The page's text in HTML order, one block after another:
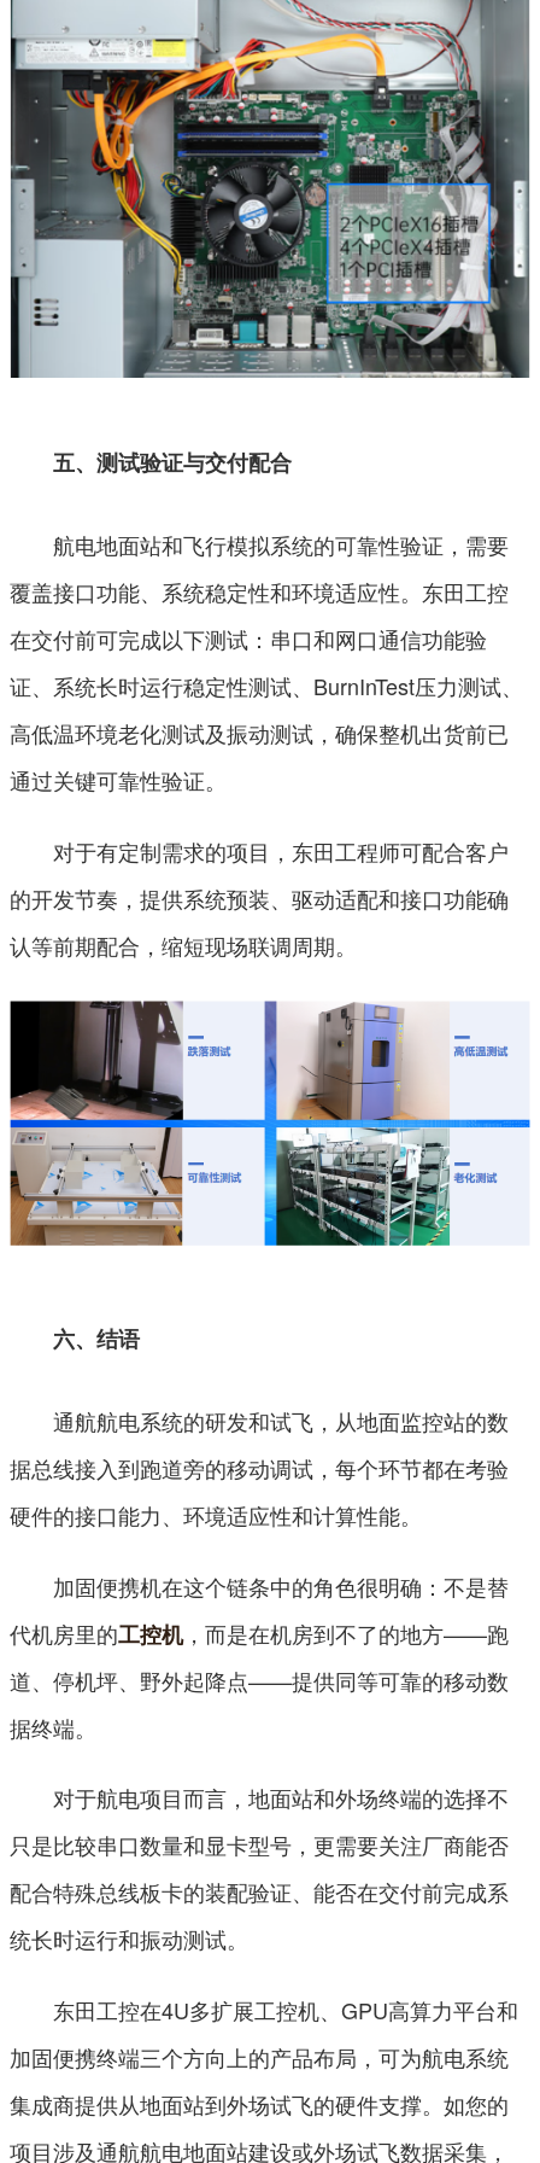
五、测试验证与交付配合
航电地面站和飞行模拟系统的可靠性验证，需要
覆盖接口功能、系统稳定性和环境适应性。东田工控
在交付前可完成以下测试：串口和网口通信功能验
证、系统长时运行稳定性测试、BurnInTest压力测试、
高低温环境老化测试及振动测试，确保整机出货前已
通过关键可靠性验证。
对于有定制需求的项目，东田工程师可配合客户
的开发节奏，提供系统预装、驱动适配和接口功能确
认等前期配合，缩短现场联调周期。
六、结语
通航航电系统的研发和试飞，从地面监控站的数
据总线接入到跑道旁的移动调试，每个环节都在考验
硬件的接口能力、环境适应性和计算性能。
加固便携机在这个链条中的角色很明确：不是替
代机房里的工控机，而是在机房到不了的地方——跑
道、停机坪、野外起降点——提供同等可靠的移动数
据终端。
对于航电项目而言，地面站和外场终端的选择不
只是比较串口数量和显卡型号，更需要关注厂商能否
配合特殊总线板卡的装配验证、能否在交付前完成系
统长时运行和振动测试。
东田工控在4U多扩展工控机、GPU高算力平台和
加固便携终端三个方向上的产品布局，可为航电系统
集成商提供从地面站到外场试飞的硬件支撑。如您的
项目涉及通航航电地面站建设或外场试飞数据采集，